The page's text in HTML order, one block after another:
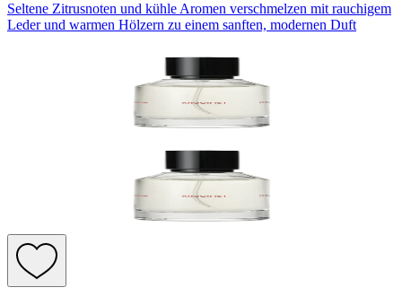
Seltene Zitrusnoten und kühle Aromen verschmelzen mit rauchigem
Leder und warmen Hölzern zu einem sanften, modernen Duft